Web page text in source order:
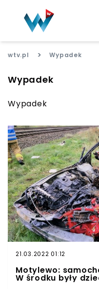
wtv.pl > Wypadek
Wypadek
Wypadek
21.03.2022 01:12
Motylewo:
W środku były